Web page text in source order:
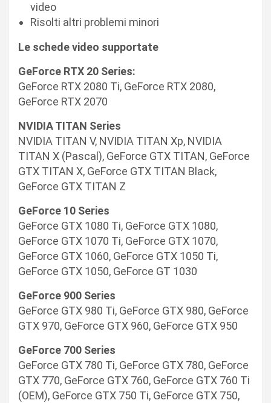
video
Risolti altri problemi minori
Le schede video supportate
GeForce RTX 20 Series:
GeForce RTX 2080 Ti, GeForce RTX 2080,
GeForce RTX 2070
NVIDIA TITAN Series
NVIDIA TITAN V, NVIDIA TITAN Xp, NVIDIA
TITAN X (Pascal), GeForce GTX TITAN, GeForce
GTX TITAN X, GeForce GTX TITAN Black,
GeForce GTX TITAN Z
GeForce 10 Series
GeForce GTX 1080 Ti, GeForce GTX 1080,
GeForce GTX 1070 Ti, GeForce GTX 1070,
GeForce GTX 1060, GeForce GTX 1050 Ti,
GeForce GTX 1050, GeForce GT 1030
GeForce 900 Series
GeForce GTX 980 Ti, GeForce GTX 980, GeForce
GTX 970, GeForce GTX 960, GeForce GTX 950
GeForce 700 Series
GeForce GTX 780 Ti, GeForce GTX 780, GeForce
GTX 770, GeForce GTX 760, GeForce GTX 760 Ti
(OEM), GeForce GTX 750 Ti, GeForce GTX 750,